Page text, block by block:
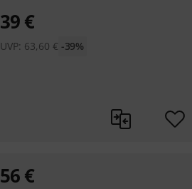
39€
UVP: 63,60 € -39%
56€